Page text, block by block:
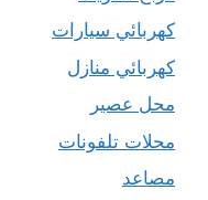
كهربائي سيارات
كهربائي منازل
محل عصير
محلات تلفونات
مصاعد